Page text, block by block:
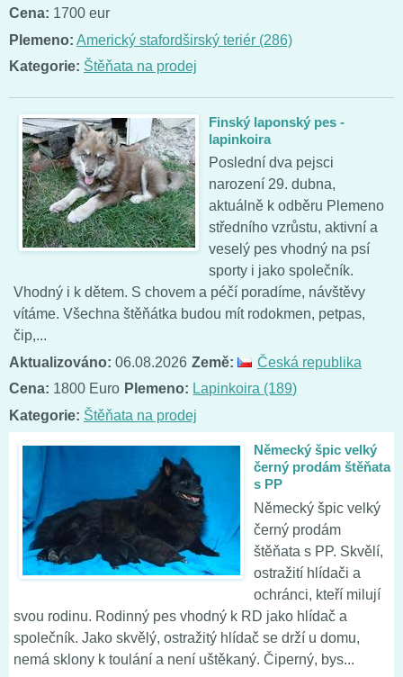
Cena: 1700 eur
Plemeno: Americký stafordširský teriér (286)
Kategorie: Štěňata na prodej
Finský laponský pes -
lapinkoira
Poslední dva pejsci
narození 29. dubna,
aktuálně k odběru Plemeno
středního vzrůstu, aktivní a
veselý pes vhodný na psí
sporty i jako společník.
Vhodný i k dětem. S chovem a péčí poradíme, návštěvy
vítáme. Všechna štěňátka budou mít rodokmen, petpas,
čip,...
Aktualizováno: 06.08.2026 Země:
Česká republika
Cena: 1800 Euro Plemeno: Lapinkoira (189)
Kategorie: Štěňata na prodej
Německý špic velký
černý prodám štěňata
s PP
Německý špic velký
černý prodám
štěňata s PP. Skvělí,
ostražití hlídači a
ochránci, kteří milují
svou rodinu. Rodinný pes vhodný k RD jako hlídač a
společník. Jako skvělý, ostražitý hlídač se drží u domu,
nemá sklony k toulání a není uštěkaný. Čiperný, bys...